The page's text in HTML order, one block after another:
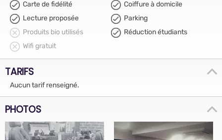
Carte de fidélité
Coiffure à domicile
Lecture proposée
Parking
Produits bio utilisés
Réduction étudiants
Wifi gratuit
TARIFS
Aucun tarif renseigné.
PHOTOS